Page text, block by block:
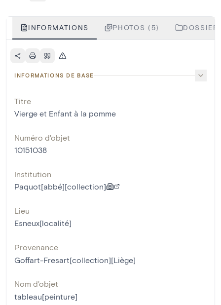
INFORMATIONS PHOTOS (5)
INFORMATIONS DE BASE
Titre
Vierge et Enfant à la pomme
Numéro d'objet
10151038
Institution
Paquot[abbé][collection]
Lieu
Esneux[localité]
Provenance
Goffart-Fresart[collection][Liège]
Nom d'objet
tableau[peinture]